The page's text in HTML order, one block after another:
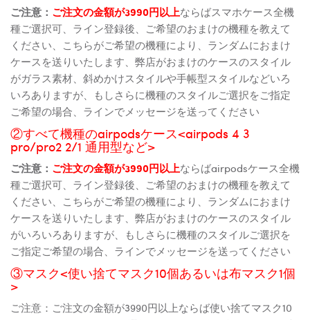
ご注意： ご注文の金額が3990円以上ならばスマホケース全機
種ご選択可、ライン登録後、ご希望のおまけの機種を教えて
ください、こちらがご希望の機種により、ランダムにおまけ
ケースを送りいたします、弊店がおまけのケースのスタイル
がガラス素材、斜めかけスタイルや手帳型スタイルなどいろ
いろありますが、もしさらに機種のスタイルご選択をご指定
ご希望の場合、ラインでメッセージを送ってください
②すべて機種のairpodsケース<airpods 4 3
pro/pro2 2/1 通用型など>
ご注意： ご注文の金額が3990円以上ならばairpodsケース全機
種ご選択可、ライン登録後、ご希望のおまけの機種を教えて
ください、こちらがご希望の機種により、ランダムにおまけ
ケースを送りいたします、弊店がおまけのケースのスタイル
がいろいろありますが、もしさらに機種のスタイルご選択を
ご指定ご希望の場合、ラインでメッセージを送ってください
③マスク<使い捨てマスク10個あるいは布マスク1個
>
ご注意：ご注文の金額が3990円以上ならば使い捨てマスク10